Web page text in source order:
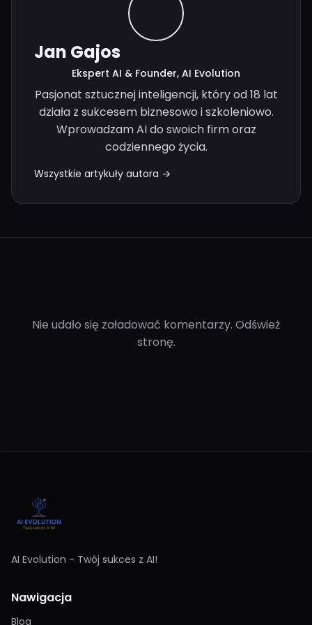
Jan Gajos
Ekspert AI & Founder, AI Evolution
Pasjonat sztucznej inteligencji, który od 18 lat
działa z sukcesem biznesowo i szkoleniowo.
Wprowadzam AI do swoich firm oraz
codziennego życia.
Wszystkie artykuły autora →
Nie udało się załadować komentarzy. Odśwież
stronę.
AI Evolution - Twój sukces z AI!
Nawigacja
Blog